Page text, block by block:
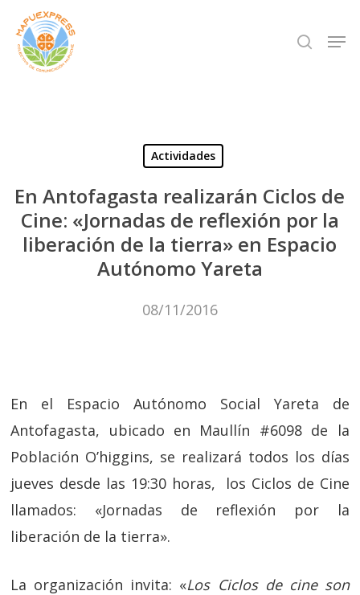
Skip
main
search
Actividades
En Antofagasta realizarán Ciclos de
Cine: «Jornadas de reflexión por la
liberación de la tierra» en Espacio
Autónomo Yareta
08/11/2016
En el Espacio Autónomo Social Yareta de
Antofagasta, ubicado en Maullín #6098 de la
Población O’higgins, se realizará todos los días
jueves desde las 19:30 horas, los Ciclos de Cine
llamados: «Jornadas de reflexión por la
liberación de la tierra».
La organización invita: «Los Ciclos de cine son
Close